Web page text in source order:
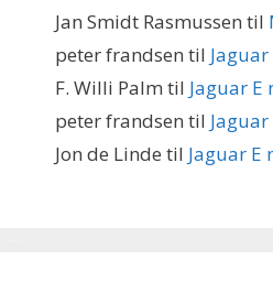
Jan Smidt Rasmussen til
peter frandsen til
F. Willi Palm til Jaguar E
peter frandsen til
Jon de Linde til Jaguar E